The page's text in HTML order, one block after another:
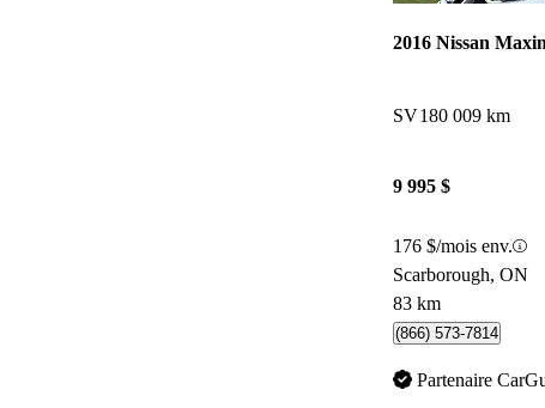
2016 Nissan
SV180 009 km
9 995 $
176 $/mois env.
Scarborough, ON
83 km
(866) 573-7814
Partenaire